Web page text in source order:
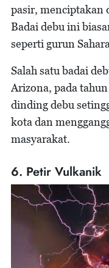
pasir, menciptakan
Badai debu ini
seperti gurun
Salah satu badai
Arizona, pada
dinding debu
kota dan
masyarakat.
6. Petir Vulkanik